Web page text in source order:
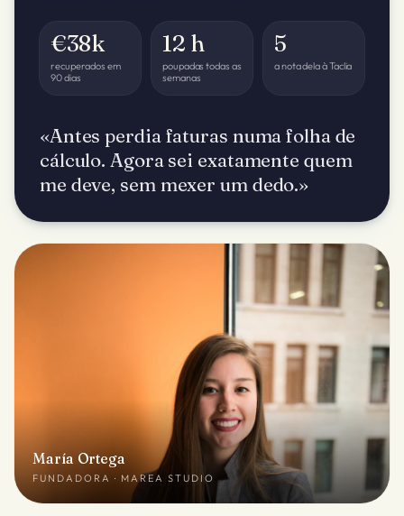
€38k
recuperados em
90 dias
12 h
poupadas todas as
semanas
5
a nota dela à Taclia
«Antes perdia faturas numa folha de
cálculo. Agora sei exatamente quem
me deve, sem mexer um dedo.»
María Ortega
FUNDADORA · MAREA STUDIO